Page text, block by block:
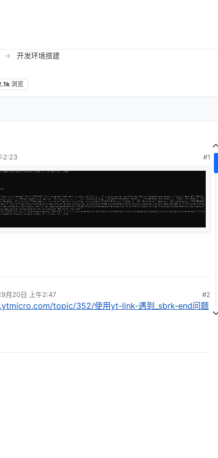
开发环境搭建
浏览
2:23 #1
月20日 上午2:47 #2
topic/352/使用yt-link-遇到_sbrk-end问题